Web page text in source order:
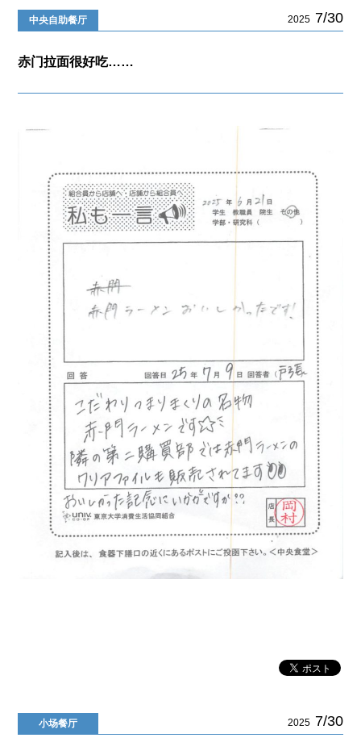
中央自助餐厅 2025 7/30
赤门拉面很好吃……
小场餐厅 2025 7/30